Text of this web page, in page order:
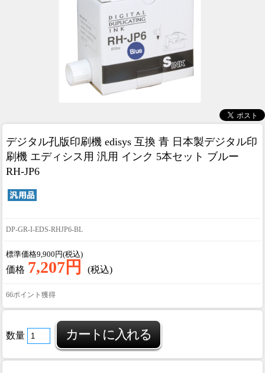
デジタル孔版印刷機 edisys 互換 青 日本製デジタル印
刷機 エディシス用 汎用 インク 5本セット ブルー
RH-JP6
DP-GR-I-EDS-RHJP6-BL
標準価格9,900円(税込)
価格 7,207円 (税込)
66ポイント獲得
数量